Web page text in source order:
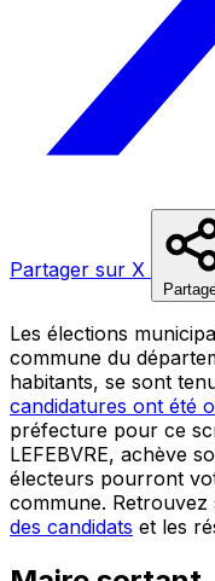
Partager sur X
Les élections
commune du
habitants, se sont
candidatures ont été
préfecture pour ce
LEFEBVRE, achève
électeurs pourront
commune.
des candidats et les